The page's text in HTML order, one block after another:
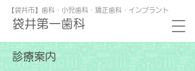
【袋井市】歯科・小児歯科・矯正歯科・インプラント
袋井第一歯科
診療案内